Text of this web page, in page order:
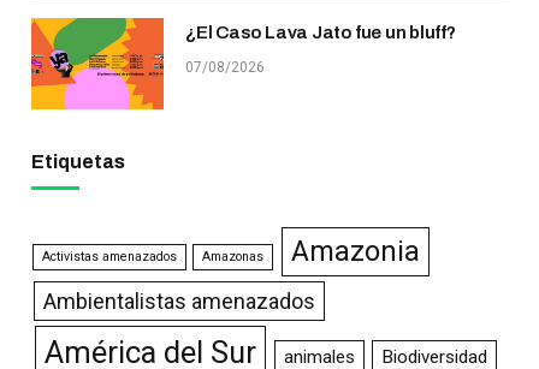
¿El Caso Lava Jato fue un bluff?
07/08/2026
Etiquetas
Activistas amenazados Amazonas Amazonia
Ambientalistas amenazados
América del Sur animales Biodiversidad